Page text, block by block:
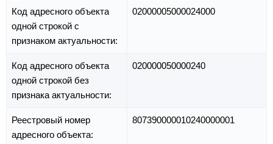
Код адресного объекта
одной строкой с
признаком актуальности:
02000005000024000
Код адресного объекта
одной строкой без
признака актуальности:
020000050000240
Реестровый номер
адресного объекта:
807390000010240000001